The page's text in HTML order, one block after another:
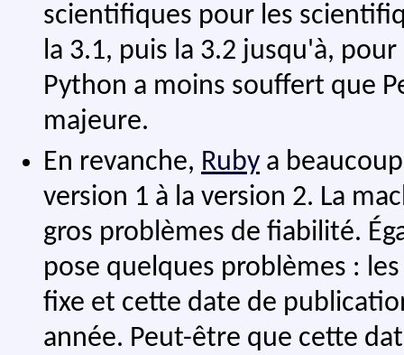
scientifiques pour les
la 3.1, puis la 3.2 jusqu'à,
Python a moins souffert que
majeure.
En revanche, Ruby a
version 1 à la version 2. La
gros problèmes de fiabilité.
pose quelques problèmes :
fixe et cette date de
année. Peut-être que cette